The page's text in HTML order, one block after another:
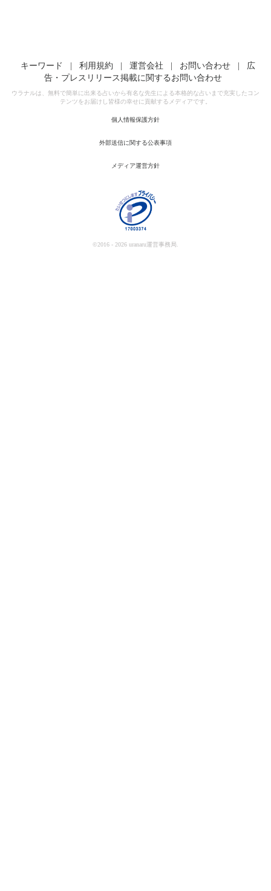
キーワード | 利用規約 | 運営会社 | お問い合わせ |
広
告・プレスリリース掲載に関するお問い合わせ
ウラナルは、無料で簡単に出来る占いから有名な先生による本格的な占いまで充実したコン
テンツをお届けし皆様の幸せに貢献するメディアです。
個人情報保護方針
外部送信に関する公表事項
メディア運営方針
©2016 - 2026 uranaru運営事務局.